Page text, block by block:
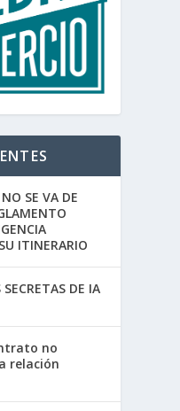
SE VA DE
ITINERARIO
DE IA
no
relación